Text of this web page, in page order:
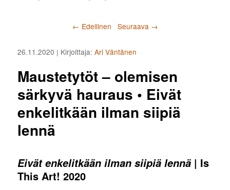
Artikkelien selaus
← Edellinen Seuraava →
Maustetytöt – olemisen
särkyvä hauraus • Eivät
enkelitkään ilman siipiä
lennä
26.11.2020 | Kirjoittaja:Ari Väntänen
Eivät enkelitkään ilman siipiä lennä | Is
This Art! 2020